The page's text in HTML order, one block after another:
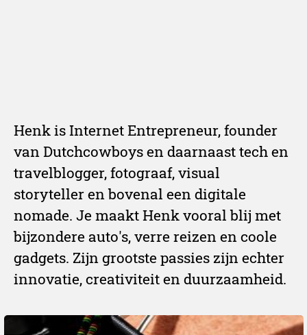
Henk is Internet Entrepreneur, founder
van Dutchcowboys en daarnaast tech en
travelblogger, fotograaf, visual
storyteller en bovenal een digitale
nomade. Je maakt Henk vooral blij met
bijzondere auto's, verre reizen en coole
gadgets. Zijn grootste passies zijn echter
innovatie, creativiteit en duurzaamheid.